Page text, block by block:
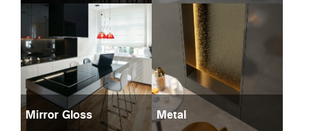
Mirror Gloss Metal